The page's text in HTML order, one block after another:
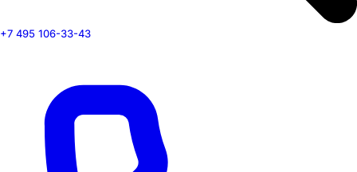
+7 495 106-33-43